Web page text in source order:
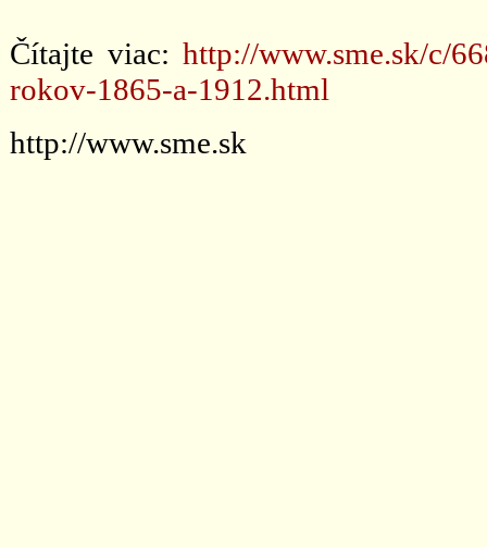
Čítajte viac: http://www.sme.sk/c/
rokov-1865-a-1912.html
http://www.sme.sk